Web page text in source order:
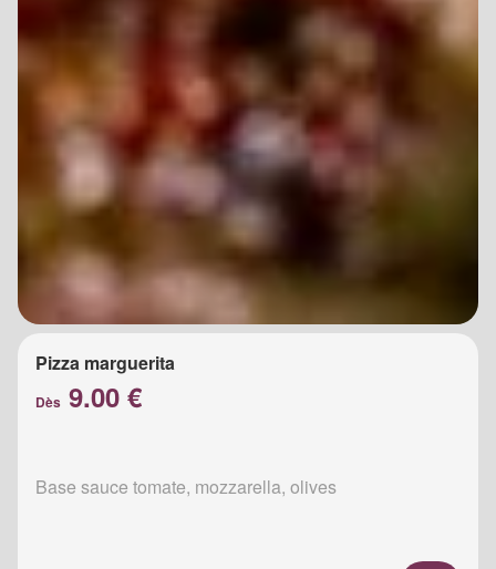
Pizza marguerita
Dès 9.00 €
Base sauce tomate, mozzarella, olives